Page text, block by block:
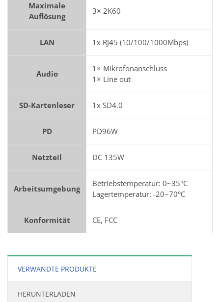
Maximale
Auflösung
3× 2K60
LAN 1x RJ45 (10/100/1000Mbps)
Audio
1× Mikrofonanschluss
1× Line out
SD-Kartenleser 1x SD4.0
PD PD96W
Netzteil DC 135W
Arbeitsumgebung
Betriebstemperatur: 0~35°C
Lagertemperatur: -20~70°C
Konformität CE, FCC
VERWANDTE PRODUKTE
HERUNTERLADEN